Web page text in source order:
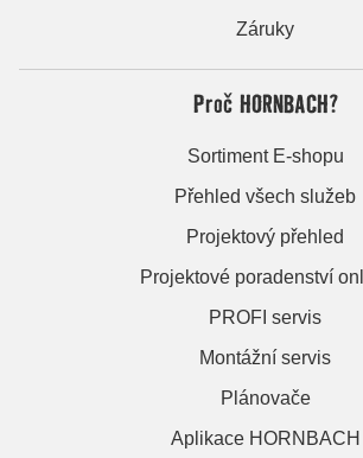
Záruky
Proč HORNBACH?
Sortiment E-shopu
Přehled všech služeb
Projektový přehled
Projektové poradenství
PROFI servis
Montážní servis
Plánovače
Aplikace HORNBACH